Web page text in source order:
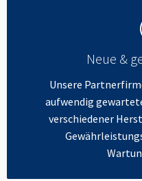
Neue &
Unsere
aufwendig
verschiedener